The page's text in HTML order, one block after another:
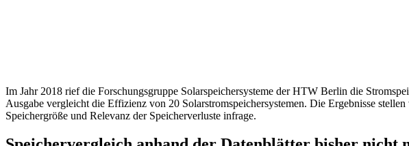
Im Jahr 2018 rief die Forschungsgruppe Solarspeichersysteme der HTW Berlin die
Ausgabe vergleicht die Effizienz von 20 Solarstromspeichersystemen. Die Ergebnisse
Speichergröße und Relevanz der Speicherverluste infrage.